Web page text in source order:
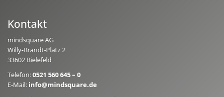
Kontakt
mindsquare AG
Willy-Brandt-Platz 2
33602 Bielefeld
Telefon:0521 560 645 – 0
E-Mail: info@mindsquare.de